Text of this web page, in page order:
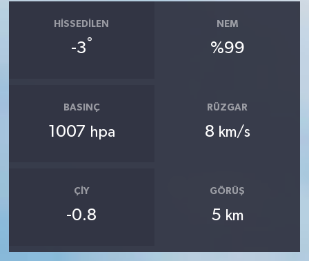
HISSEDILEN
-3°
NEM
%99
BASINÇ
1007 hpa
RÜZGAR
8 km/s
ÇIY
-0.8
GÖRÜŞ
5 km